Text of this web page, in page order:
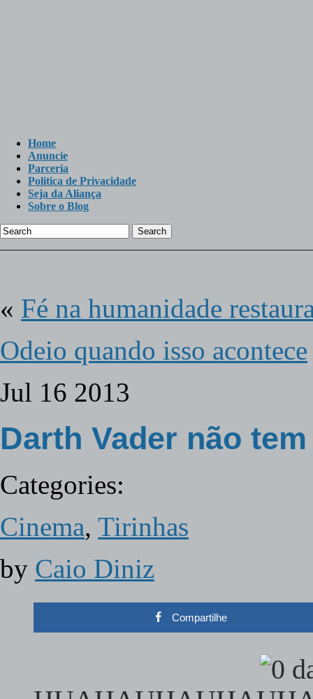
Home
Anuncie
Parceria
Politica de Privacidade
Seja da Aliança
Sobre o Blog
Search
« Fé na humanidade
Odeio quando isso acontece
Jul 16 2013
Darth Vader não
Categories:
Cinema, Tirinhas
by Caio Diniz
Compartilhe